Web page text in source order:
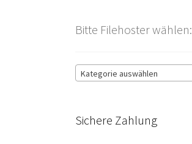
Bitte Filehoster wählen:
Kategorie auswählen
Sichere Zahlung